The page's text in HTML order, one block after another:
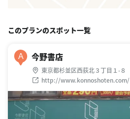
このプランのスポット一覧
A 今野書店
東京都杉並区西荻北３丁目１-８
http://www.konnoshoten.com/